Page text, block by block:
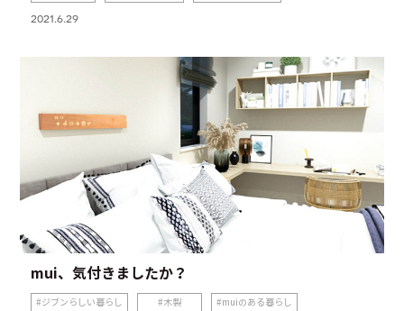
2021.6.29
mui、気付きましたか？
ジブンらしい暮らし 木製 muiのある暮らし